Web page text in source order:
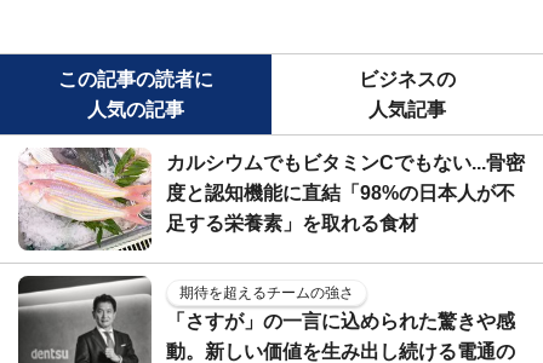
この記事の読者に
人気の記事
ビジネスの
人気記事
カルシウムでもビタミンCでもない...骨密
度と認知機能に直結「98%の日本人が不
足する栄養素」を取れる食材
期待を超えるチームの強さ
「さすが」の一言に込められた驚きや感
動。新しい価値を生み出し続ける電通の